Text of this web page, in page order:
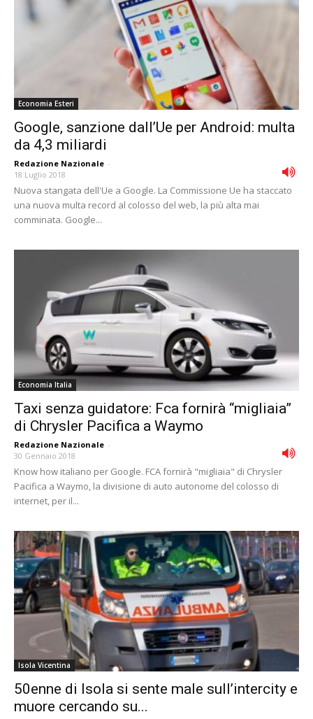
Economia Esteri
Google, sanzione dall’Ue per Android: multa
da 4,3 miliardi
Redazione Nazionale -
18 Luglio 2018
Nuova stangata dell'Ue a Google. La Commissione Ue ha staccato
una nuova multa record al colosso del web, la più alta mai
comminata. Google...
Economia Italia
Taxi senza guidatore: Fca fornirà “migliaia”
di Chrysler Pacifica a Waymo
Redazione Nazionale -
30 Gennaio 2018
Know how italiano per Google. FCA fornirà "migliaia" di Chrysler
Pacifica a Waymo, la divisione di auto autonome del colosso di
internet, per il...
Isola Vicentina
50enne di Isola si sente male sull’intercity e
muore cercando su...